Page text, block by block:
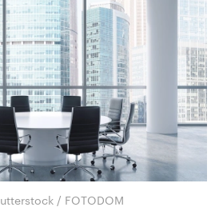
/ FOTODOM